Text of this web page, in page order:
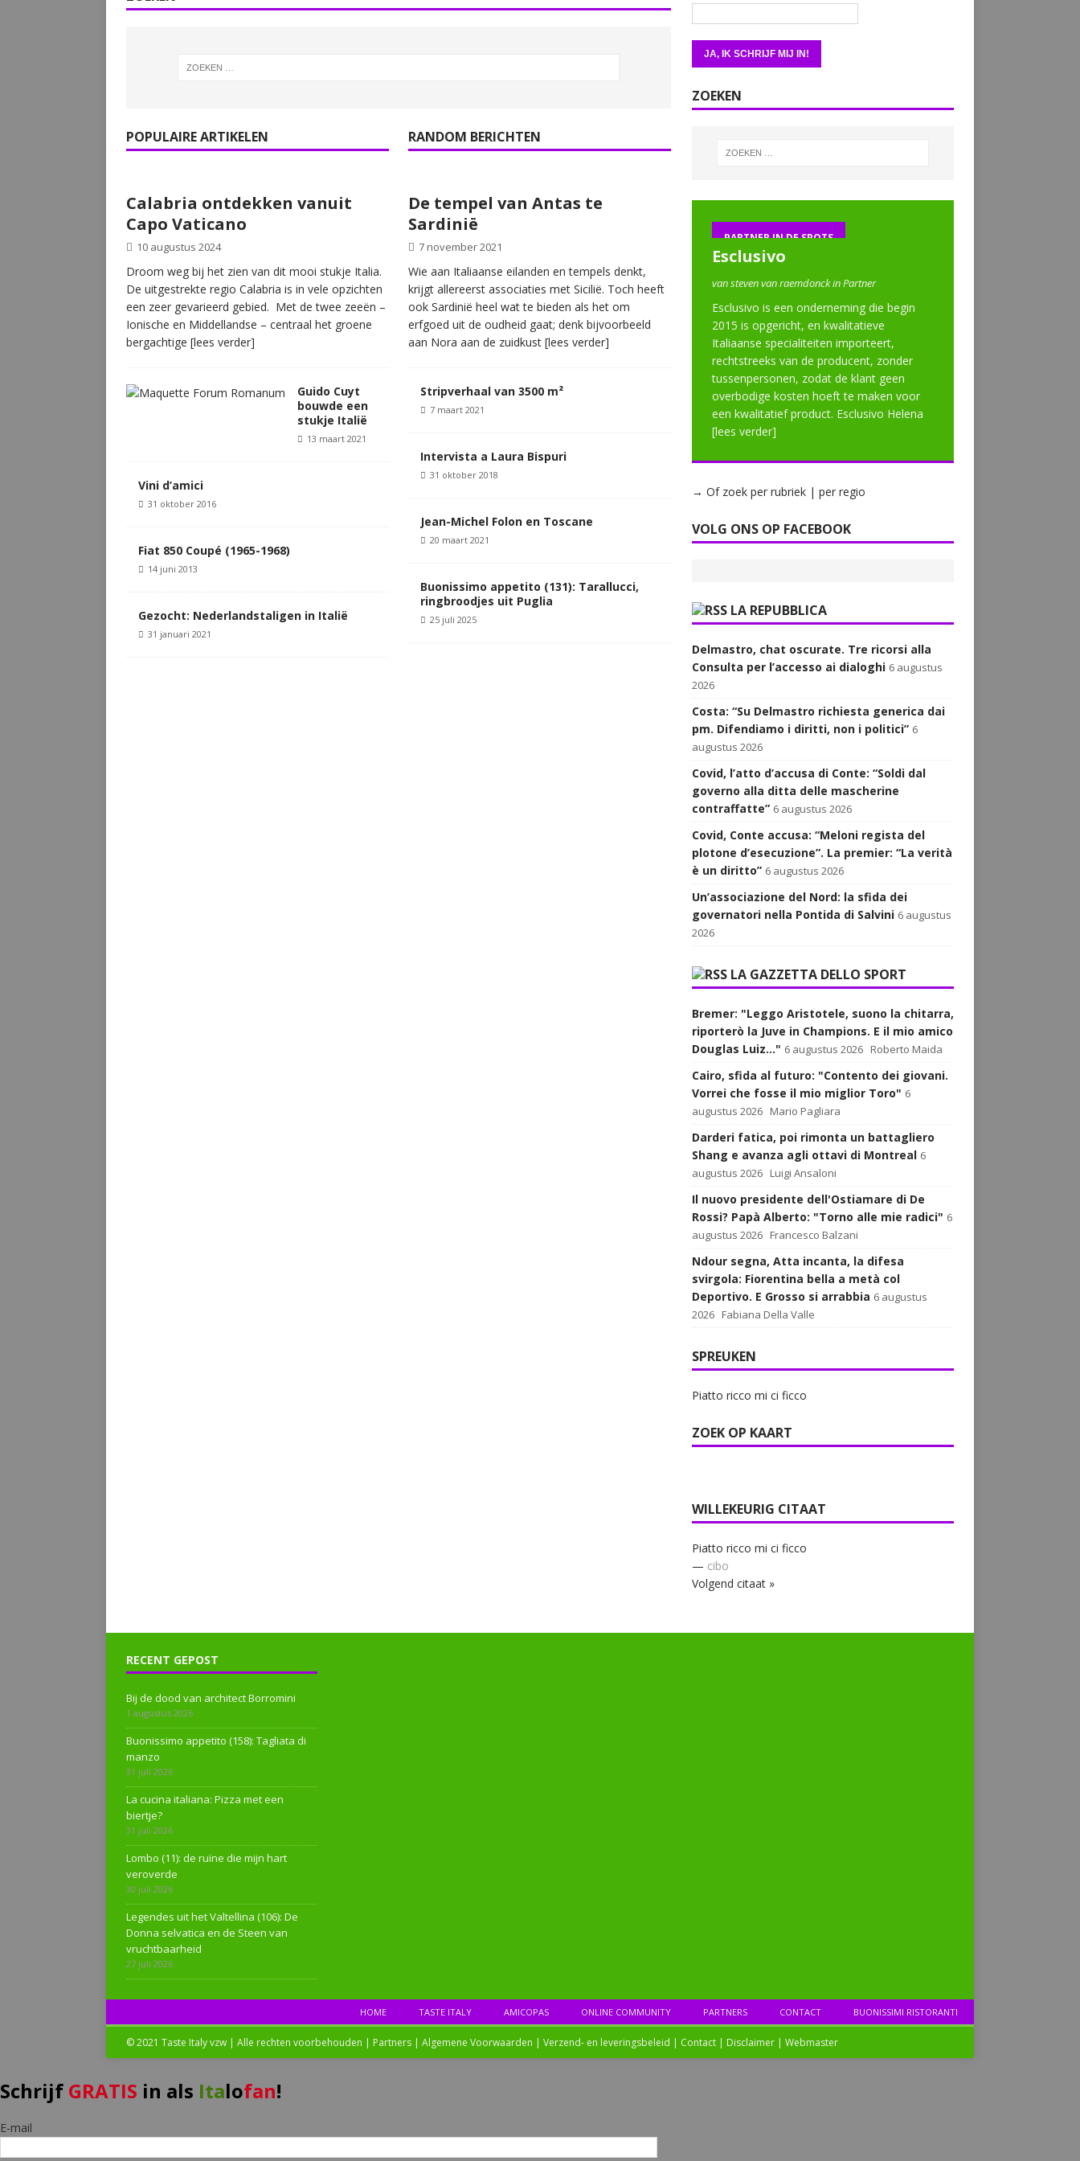
POPULAIRE ARTIKELEN
Calabria ontdekken vanuit
Capo Vaticano
10 augustus 2024
Droom weg bij het zien van dit mooi stukje Italia.
De uitgestrekte regio Calabria is in vele opzichten
een zeer gevarieerd gebied. Met de twee zeeën –
Ionische en Middellandse – centraal het groene
bergachtige [lees verder]
Guido Cuyt
bouwde een
stukje Italië
13 maart 2021
Vini d’amici
31 oktober 2016
Fiat 850 Coupé (1965-1968)
14 juni 2013
Gezocht: Nederlandstaligen in Italië
31 januari 2021
RANDOM BERICHTEN
De tempel van Antas te
Sardinië
7 november 2021
Wie aan Italiaanse eilanden en tempels denkt,
krijgt allereerst associaties met Sicilië. Toch heeft
ook Sardinië heel wat te bieden als het om
erfgoed uit de oudheid gaat; denk bijvoorbeeld
aan Nora aan de zuidkust [lees verder]
Stripverhaal van 3500 m²
7 maart 2021
Intervista a Laura Bispuri
31 oktober 2018
Jean-Michel Folon en Toscane
20 maart 2021
Buonissimo appetito (131): Tarallucci,
ringbroodjes uit Puglia
25 juli 2025
ZOEKEN
PARTNER IN DE SPOTS
Esclusivo
van steven van raemdonck in Partner
Esclusivo is een onderneming die begin
2015 is opgericht, en kwalitatieve
Italiaanse specialiteiten importeert,
rechtstreeks van de producent, zonder
tussenpersonen, zodat de klant geen
overbodige kosten hoeft te maken voor
een kwalitatief product. Esclusivo Helena
[lees verder]
→ Of zoek per rubriek | per regio
VOLG ONS OP FACEBOOK
LA REPUBBLICA
Delmastro, chat oscurate. Tre ricorsi alla
Consulta per l’accesso ai dialoghi 6 augustus
2026
Costa: “Su Delmastro richiesta generica dai
pm. Difendiamo i diritti, non i politici” 6
augustus 2026
Covid, l’atto d’accusa di Conte: “Soldi dal
governo alla ditta delle mascherine
contraffatte” 6 augustus 2026
Covid, Conte accusa: “Meloni regista del
plotone d’esecuzione”. La premier: “La verità
è un diritto” 6 augustus 2026
Un’associazione del Nord: la sfida dei
governatori nella Pontida di Salvini 6 augustus
2026
LA GAZZETTA DELLO SPORT
Bremer: "Leggo Aristotele, suono la chitarra,
riporterò la Juve in Champions. E il mio amico
Douglas Luiz..." 6 augustus 2026 Roberto Maida
Cairo, sfida al futuro: "Contento dei giovani.
Vorrei che fosse il mio miglior Toro" 6
augustus 2026 Mario Pagliara
Darderi fatica, poi rimonta un battagliero
Shang e avanza agli ottavi di Montreal 6
augustus 2026 Luigi Ansaloni
Il nuovo presidente dell'Ostiamare di De
Rossi? Papà Alberto: "Torno alle mie radici" 6
augustus 2026 Francesco Balzani
Ndour segna, Atta incanta, la difesa
svirgola: Fiorentina bella a metà col
Deportivo. E Grosso si arrabbia 6 augustus
2026 Fabiana Della Valle
SPREUKEN
Piatto ricco mi ci ficco
ZOEK OP KAART
WILLEKEURIG CITAAT
Piatto ricco mi ci ficco
— cibo
Volgend citaat »
RECENT GEPOST
Bij de dood van architect Borromini
1 augustus 2026
Buonissimo appetito (158): Tagliata di
manzo
31 juli 2026
La cucina italiana: Pizza met een
biertje?
31 juli 2026
Lombo (11): de ruïne die mijn hart
veroverde
30 juli 2026
Legendes uit het Valtellina (106): De
Donna selvatica en de Steen van
vruchtbaarheid
27 juli 2026
HOME TASTE ITALY AMICOPAS ONLINE COMMUNITY PARTNERS CONTACT BUONISSIMI RISTORANTI
© 2021 Taste Italy vzw | Alle rechten voorbehouden | Partners | Algemene Voorwaarden | Verzend- en leveringsbeleid | Contact | Disclaimer | Webmaster
Schrijf GRATIS in als Italofan!
E-mail